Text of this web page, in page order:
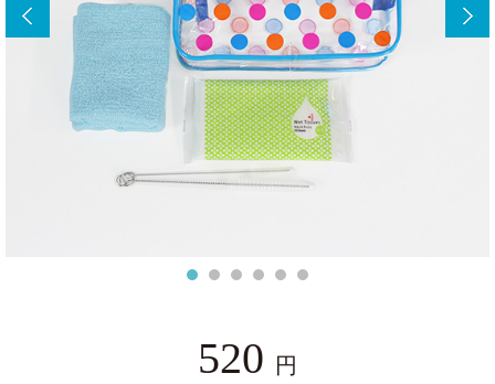
520
円